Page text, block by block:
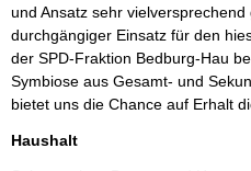
und Ansatz sehr
durchgängiger Einsatz für den
der SPD-Fraktion Bedburg-Hau
Symbiose aus Gesamt- und
bietet uns die Chance auf Erhalt
Haushalt